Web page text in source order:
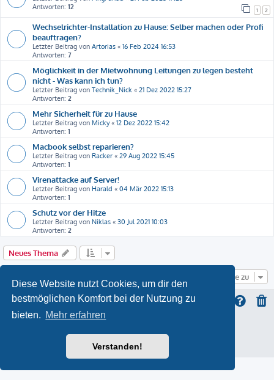
Diese Website nutzt Cookies, um dir den
bestmöglichen Komfort bei der Nutzung zu
bieten. Mehr erfahren
Verstanden!
Antworten: 12 1 2
Wechselrichter-Installation zu Hause: Selber machen oder Profi
beauftragen?
Letzter Beitrag von Artorias « 16 Feb 2024 16:53
Antworten: 7
Möglichkeit in der Mietwohnung Leitungen zu legen besteht
nicht - Was kann ich tun?
Letzter Beitrag von Technik_Nick « 21 Dez 2022 15:27
Antworten: 2
Mehr Sicherheit für zu Hause
Letzter Beitrag von Micky« 12 Dez 2022 15:42
Antworten: 1
Macbook selbst reparieren?
Letzter Beitrag von Racker « 29 Aug 2022 15:45
Antworten: 1
Virenattacke auf Server!
Letzter Beitrag von Harald « 04 Mär 2022 15:13
Antworten: 1
Schutz vor der Hitze
Letzter Beitrag von Niklas « 30 Jul 2021 10:03
Antworten: 2
Neues Thema
Gehe zu
phpBB.de
Datenschutz|Nutzungsbedingungen